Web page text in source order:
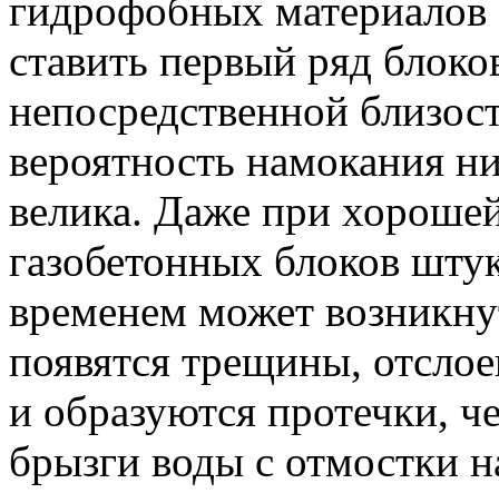
гидрофобных
ставить первый ряд
непосредственной
вероятность намокания
велика. Даже при
газобетонных блоков
временем может
появятся трещины,
и образуются протечки,
брызги воды с отмостки